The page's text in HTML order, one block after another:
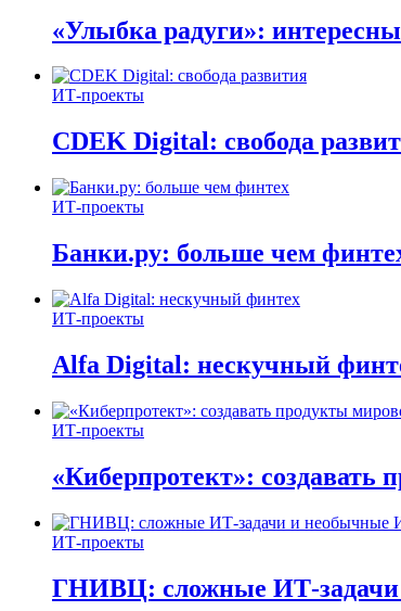
«Улыбка радуги»:
ИТ-проекты
CDEK Digital: свобода
ИТ-проекты
Банки.ру: больше чем
ИТ-проекты
Alfa Digital: нескучный
ИТ-проекты
«Киберпротект»:
ИТ-проекты
ГНИВЦ: сложные